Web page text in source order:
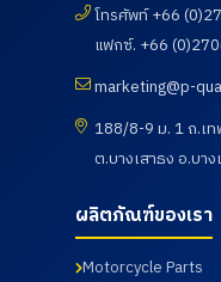
มหาวิทยาลัย ราชภัฏราช
นครินทร์ จังหวัดฉะเชิงเท
เมื่อวันที่ 18 กรกฎาคม
2569
โทรศัพท์ +66
แฟกซ์. +66
marketing@p-
188/8-9 ม. 1 ถ.เ
ต.บางเสาธง อ.บา
ผลิตภัณฑ์ของเรา
Motorcycle Parts